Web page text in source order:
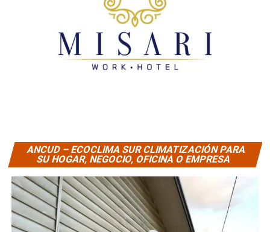
ANCUD – ECOCLIMA SUR CLIMATIZACIÓN PARA
SU HOGAR, NEGOCIO, OFICINA O EMPRESA